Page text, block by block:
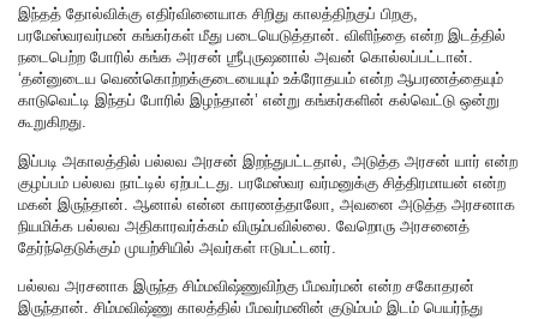
இந்தத் தோல்விக்கு எதிர்வினையாக சிறிது காலத்திற்குப் பிறகு,
பரமேஸ்வரவர்மன் கங்கர்கள் மீது படையெடுத்தான். விளிந்தை என்ற இடத்தில்
நடைபெற்ற போரில் கங்க அரசன் ஶ்ரீபுருஷனால் அவன் கொல்லப்பட்டான்.
‘தன்னுடைய வெண்கொற்றக்குடையையும் உக்ரோதயம் என்ற ஆபரணத்தையும்
காடுவெட்டி இந்தப் போரில் இழந்தான்’ என்று கங்கர்களின் கல்வெட்டு ஒன்று
கூறுகிறது.
இப்படி அகாலத்தில் பல்லவ அரசன் இறந்துபட்டதால், அடுத்த அரசன் யார் என்ற
குழப்பம் பல்லவ நாட்டில் ஏற்பட்டது. பரமேஸ்வர வர்மனுக்கு சித்திரமாயன் என்ற
மகன் இருந்தான். ஆனால் என்ன காரணத்தாலோ, அவனை அடுத்த அரசனாக
நியமிக்க பல்லவ அதிகாரவர்க்கம் விரும்பவில்லை. வேறொரு அரசனைத்
தேர்ந்தெடுக்கும் முயற்சியில் அவர்கள் ஈடுபட்டனர்.
பல்லவ அரசனாக இருந்த சிம்மவிஷ்ணுவிற்கு பீமவர்மன் என்ற சகோதரன்
இருந்தான். சிம்மவிஷ்ணு காலத்தில் பீமவர்மனின் குடும்பம் இடம் பெயர்ந்து